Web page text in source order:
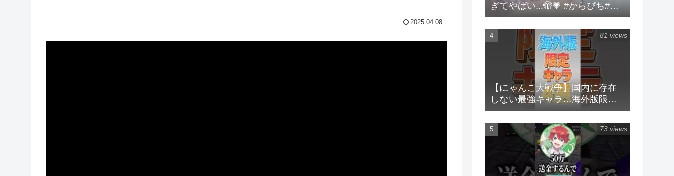
2025.04.08
ぎてやばい...🫣💗 #からぴち#る
な#実写
【にゃんこ大戦争】国内に存在
しない最強キャラ…海外版限定
キャラ4選！！【にゃんこ大戦争
ゆっくり解説】#shorts
81 views
73 views